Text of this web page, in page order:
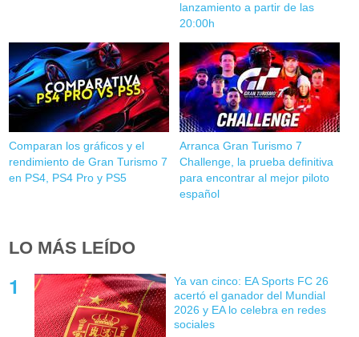
lanzamiento a partir de las
20:00h
Comparan los gráficos y el
rendimiento de Gran Turismo 7
en PS4, PS4 Pro y PS5
Arranca Gran Turismo 7
Challenge, la prueba definitiva
para encontrar al mejor piloto
español
LO MÁS LEÍDO
Ya van cinco: EA Sports FC 26
acertó el ganador del Mundial
2026 y EA lo celebra en redes
sociales